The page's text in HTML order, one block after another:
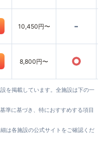
10,450円〜 -
8,800円〜 ○
を掲載しています。全施設は下の一
準に基づき、特におすすめする項目
は各施設の公式サイトをご確認くだ